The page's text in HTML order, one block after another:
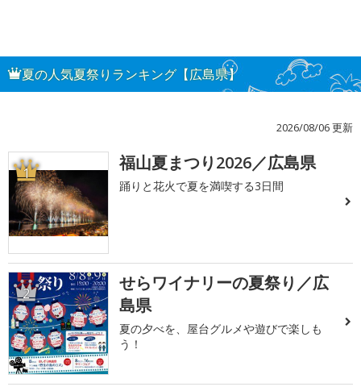
夏の人気夏祭りランキング【広島県】
2026/08/06 更新
1 福山夏まつり2026／広島県
踊りと花火で夏を満喫する3日間
2
せらワイナリーの夏祭り／広
島県
夏の夕べを、屋台グルメや遊びで楽しも
う！